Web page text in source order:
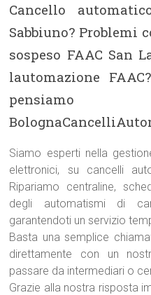
Cancello
Sabbiuno? Problemi
sospeso FAAC San
lautomazione
Siamo esperti nella
elettronici, su cancelli
Ripariamo centraline,
degli automatismi di
garantendoti un servizio
Basta una semplice
direttamente con un
passare da intermediari o
Grazie alla nostra risposta